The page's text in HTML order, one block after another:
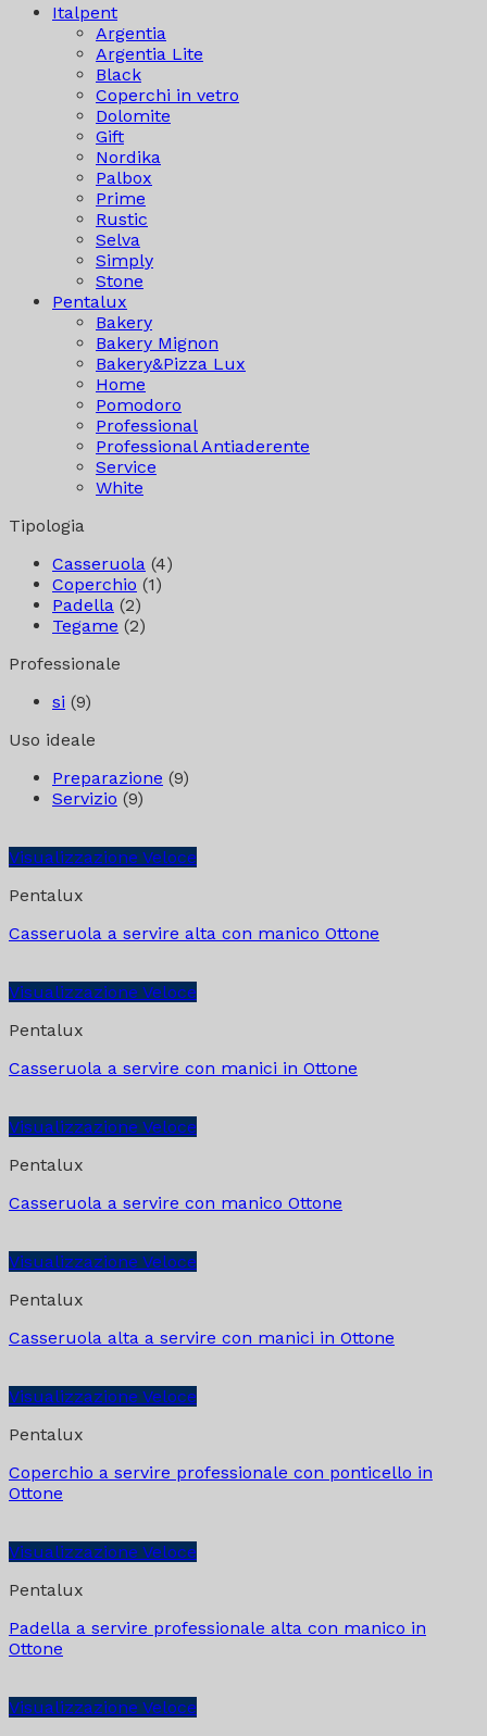
Italpent
Argentia
Argentia Lite
Black
Coperchi in vetro
Dolomite
Gift
Nordika
Palbox
Prime
Rustic
Selva
Simply
Stone
Pentalux
Bakery
Bakery Mignon
Bakery&Pizza Lux
Home
Pomodoro
Professional
Professional Antiaderente
Service
White
Tipologia
Casseruola (4)
Coperchio (1)
Padella (2)
Tegame (2)
Professionale
si (9)
Uso ideale
Preparazione (9)
Servizio (9)
Visualizzazione Veloce
Pentalux
Casseruola a servire alta con manico Ottone
Visualizzazione Veloce
Pentalux
Casseruola a servire con manici in Ottone
Visualizzazione Veloce
Pentalux
Casseruola a servire con manico Ottone
Visualizzazione Veloce
Pentalux
Casseruola alta a servire con manici in Ottone
Visualizzazione Veloce
Pentalux
Coperchio a servire professionale con ponticello in
Ottone
Visualizzazione Veloce
Pentalux
Padella a servire professionale alta con manico in
Ottone
Visualizzazione Veloce